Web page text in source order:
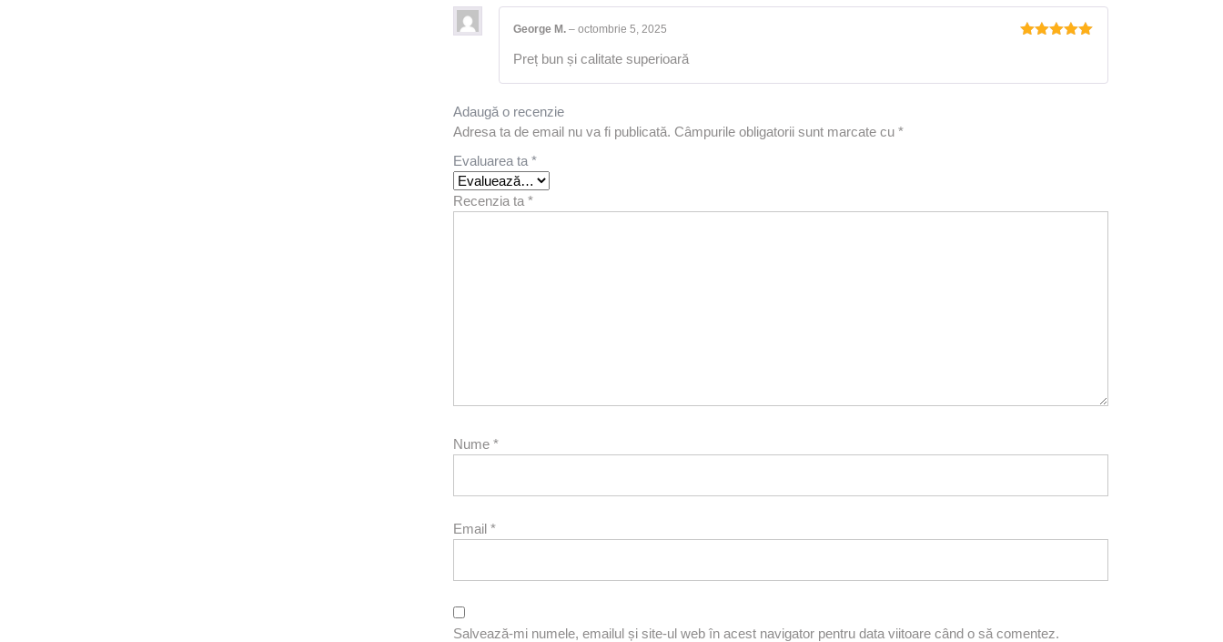
George M. – octombrie 5, 2025
Preț bun și calitate superioară
Adaugă o recenzie
Adresa ta de email nu va fi publicată. Câmpurile obligatorii sunt marcate cu *
Evaluarea ta *
Recenzia ta *
Nume *
Email *
Salvează-mi numele, emailul și site-ul web în acest navigator pentru data viitoare când o să comentez.